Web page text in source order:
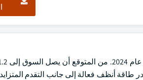
النموذجي نحو مصادر طاقة أنظف فعالة إلى جانب التقدم